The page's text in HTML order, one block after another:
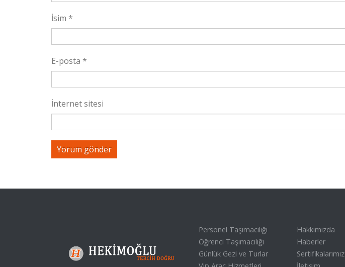
İsim *
E-posta *
İnternet sitesi
Personel Taşımacılığı
Öğrenci Taşımacılığı
Günlük Gezi ve Turlar
Hakkımızda
Haberler
Sertifikalarımız